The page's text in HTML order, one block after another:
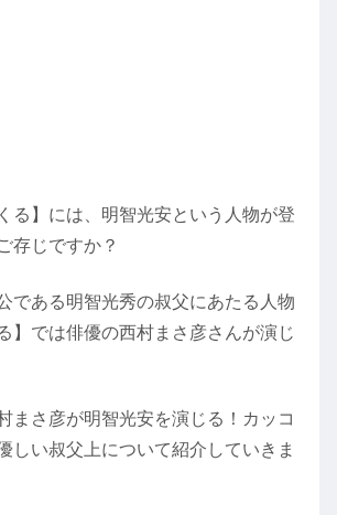
る】には、明智光安という人物が登
存じですか？
である明智光秀の叔父にあたる人物
】では俳優の西村まさ彦さんが演じ
まさ彦が明智光安を演じる！カッコ
しい叔父上について紹介していきま